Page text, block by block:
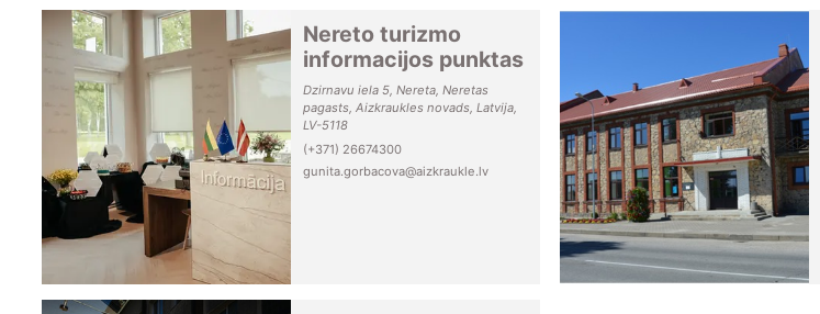
Nereto turizmo
informacijos punktas
Dzirnavu iela 5, Nereta, Neretas
pagasts, Aizkraukles novads, Latvija,
LV-5118
(+371) 26674300
gunita.gorbacova@aizkraukle.lv